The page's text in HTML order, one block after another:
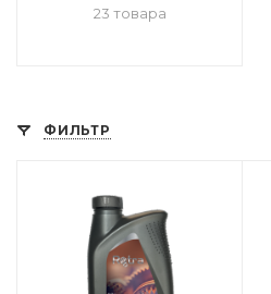
23 товара
ФИЛЬТР